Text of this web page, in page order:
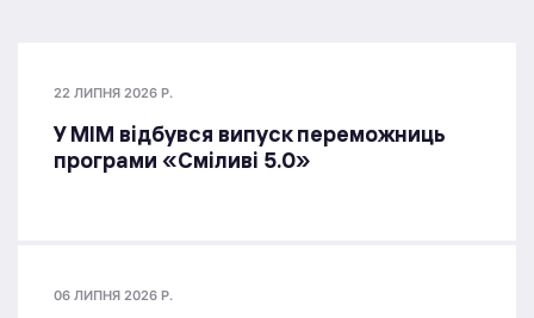
22 ЛИПНЯ 2026 Р.
У МІМ відбувся випуск переможниць
програми «Сміливі 5.0»
06 ЛИПНЯ 2026 Р.